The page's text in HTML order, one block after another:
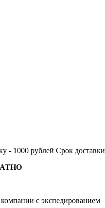
- 1000 рублей Срок доставки
с экспедированием